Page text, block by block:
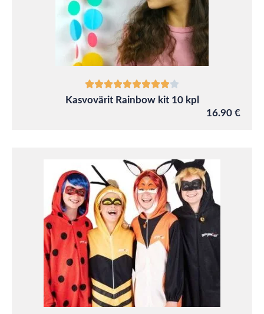
Kasvovärit Rainbow kit 10 kpl
16.90 €